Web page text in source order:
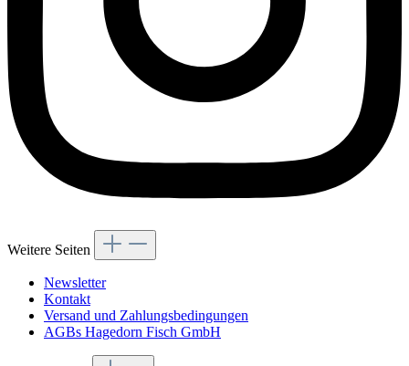
Weitere Seiten
Newsletter
Kontakt
Versand und Zahlungsbedingungen
AGBs Hagedorn Fisch GmbH